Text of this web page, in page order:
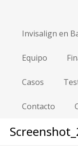
Invisalign en
Equipo
Casos
Contacto